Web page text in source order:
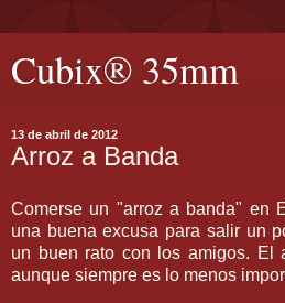
Cubix® 35mm
13 de abril de 2012
Arroz a Banda
Comerse un "arroz a banda" en
una buena excusa para salir un
un buen rato con los amigos. El
aunque siempre es lo menos